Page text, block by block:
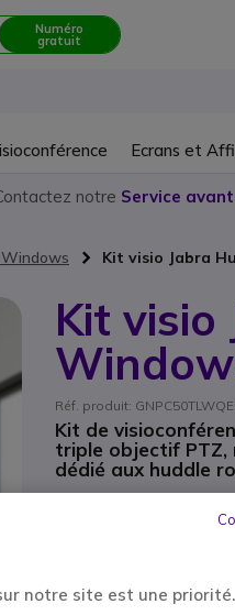
Numéro
gratuit
Ecrans et
notre Service
Kit visio Jabra
Kit visio
Réf. produit:
Kit de
triple objectif PTZ,
dédié aux huddle
notre site est une priorité.